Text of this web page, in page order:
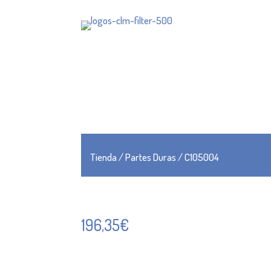
Tienda/Partes Duras/ C105004
196,35€